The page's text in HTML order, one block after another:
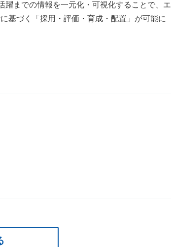
躍までの情報を一元化・可視化することで、エ
基づく「採用・評価・育成・配置」が可能に